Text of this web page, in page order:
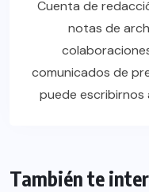
Cuenta de
notas de
comunicados de
puede escribirnos
También te